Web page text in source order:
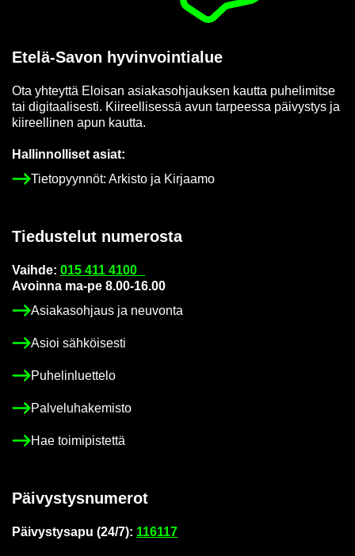
Etelä-​Savon hy­vin­voin­tia­lue
Ota yh­teyt­tä Eloi­san asia­kas­oh­jauk­sen kaut­ta pu­he­li­mit­se
tai di­gi­taa­li­ses­ti. Kii­reel­li­ses­sä avun tar­pees­sa päi­vys­tys ja
kii­reel­li­nen apun kaut­ta.
Hal­lin­nol­li­set asiat:
Tie­to­pyyn­nöt: Ar­kis­to ja Kir­jaa­mo
Tie­dus­te­lut nu­me­ros­ta
Vaih­de: 015 411 4100
Avoin­na ma-pe 8.00-16.00
Asia­kas­oh­jaus ja neu­von­ta
Asioi säh­köi­ses­ti
Pu­he­lin­luet­te­lo
Pal­ve­lu­ha­ke­mis­to
Hae toi­mi­pis­tet­tä
Päi­vys­tys­nu­me­rot
Päi­vys­tys­a­pu (24/7): 116117